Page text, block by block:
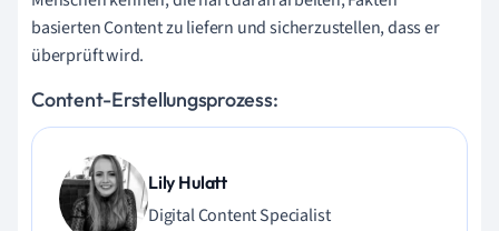
basierten Content zu liefern und sicherzustellen, dass er
überprüft wird.
Content-Erstellungsprozess:
Lily Hulatt
Digital Content Specialist